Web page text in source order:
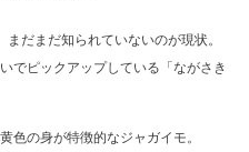
だまだ知られていないのが現状。
でピックアップしている「ながさき
色の身が特徴的なジャガイモ。